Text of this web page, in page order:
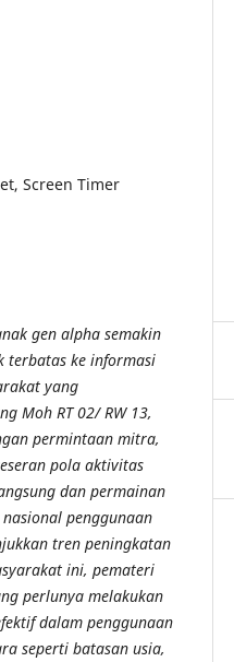
Screen Timer
gen alpha semakin
terbatas ke informasi
yang
Moh RT 02/ RW 13,
permintaan mitra,
pola aktivitas
dan permainan
penggunaan
tren peningkatan
ini, pemateri
perlunya melakukan
dalam penggunaan
seperti batasan usia,